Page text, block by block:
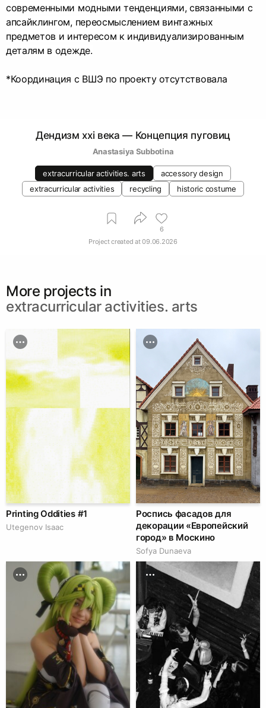
современными модными тенденциями, связанными с
апсайклингом, переосмыслением винтажных
предметов и интересом к индивидуализированным
деталям в одежде.
*Координация с ВШЭ по проекту отсутствовала
Дендизм xxi века — Концепция пуговиц
Anastasiya Subbotina
extracurricular activities. arts
accessory design
extracurricular activities
recycling historic costume
6
Project created at09.06.2026
More projects in
extracurricular activities. arts
Printing Oddities #1
Utegenov Isaac
Роспись фасадов для
декорации «Европейский
город» в Москино
Sofya Dunaeva